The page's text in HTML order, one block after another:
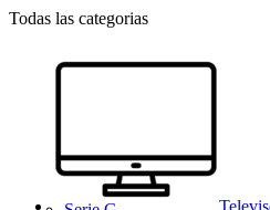
Todas las categorias